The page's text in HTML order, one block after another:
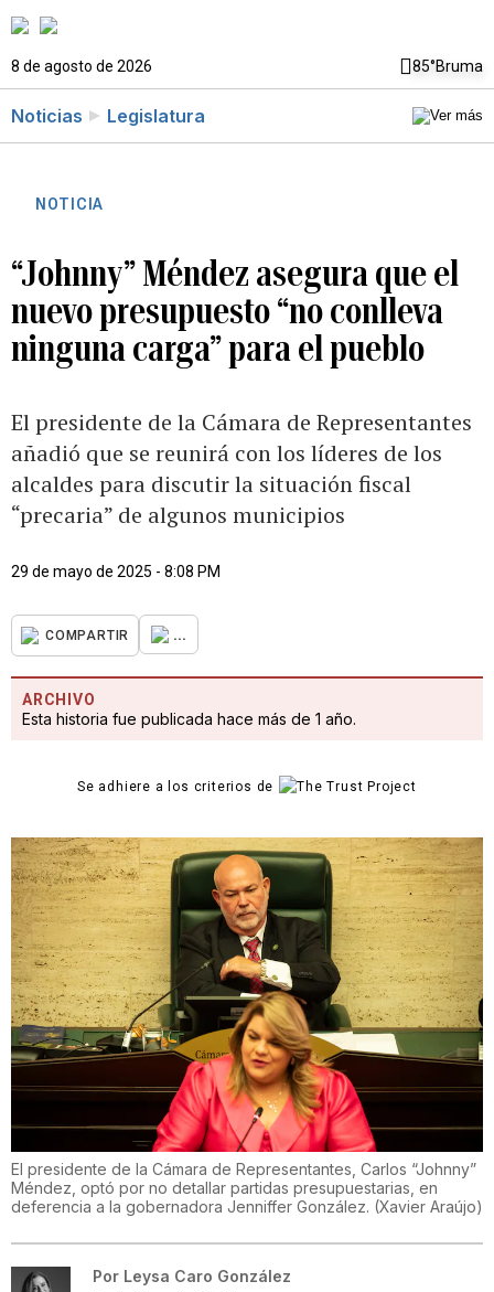
8 de agosto de 2026 85°Bruma
Noticias Legislatura
NOTICIA
“Johnny” Méndez asegura que el
nuevo presupuesto “no conlleva
ninguna carga” para el pueblo
El presidente de la Cámara de Representantes
añadió que se reunirá con los líderes de los
alcaldes para discutir la situación fiscal
“precaria” de algunos municipios
29 de mayo de 2025 - 8:08 PM
COMPARTIR ...
ARCHIVO
Esta historia fue publicada hace más de 1 año.
Se adhiere a los criterios de
El presidente de la Cámara de Representantes, Carlos “Johnny”
Méndez, optó por no detallar partidas presupuestarias, en
deferencia a la gobernadora Jenniffer González. (Xavier Araújo)
Por Leysa Caro González